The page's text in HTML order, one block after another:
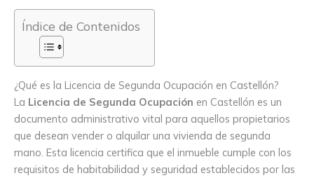
Índice de Contenidos
¿Qué es la Licencia de Segunda Ocupación en Castellón?
La Licencia de Segunda Ocupación en Castellón es un
documento administrativo vital para aquellos propietarios
que desean vender o alquilar una vivienda de segunda
mano. Esta licencia certifica que el inmueble cumple con los
requisitos de habitabilidad y seguridad establecidos por las